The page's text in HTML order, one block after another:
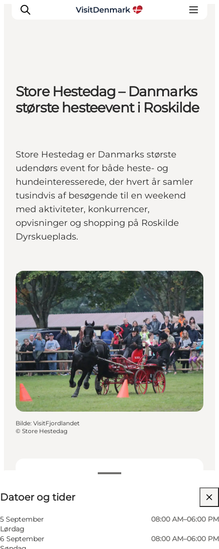
Inspirasjon
Reisemål
Aktiviteter
Store Hestedag – Danmarks
største hesteevent i Roskilde
Store Hestedag er Danmarks største
udendørs event for både heste- og
hundeinteresserede, der hvert år samler
tusindvis af besøgende til en weekend
med aktiviteter, konkurrencer,
opvisninger og shopping på Roskilde
Dyrskueplads.
Datoer og tider
5 September
Lørdag
08:00 AM–06:00 PM
6 September
08:00 AM–06:00 PM
Besøk nettside
Hunder tillatt
Børn, Venner, Min partner
Det sker
Bilde: VisitFjordlandet
© Store Hestedag